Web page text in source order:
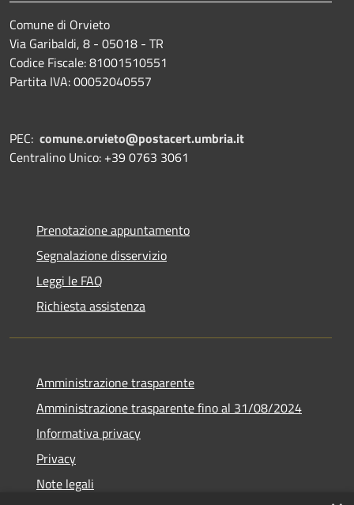
Comune di Orvieto
Via Garibaldi, 8 - 05018 - TR
Codice Fiscale: 81001510551
Partita IVA: 00052040557
PEC: comune.orvieto@postacert.umbria.it
Centralino Unico: +39 0763 3061
Prenotazione appuntamento
Segnalazione disservizio
Leggi le FAQ
Richiesta assistenza
Amministrazione trasparente
Amministrazione trasparente fino al 31/08/2024
Informativa privacy
Privacy
Note legali